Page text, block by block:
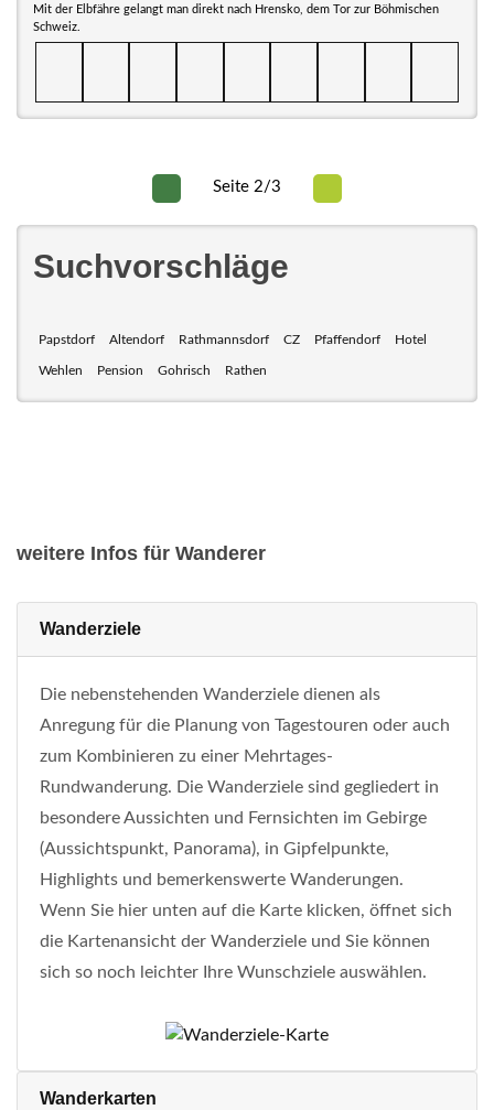
Mit der Elbfähre gelangt man direkt nach Hrensko, dem Tor zur Böhmischen
Schweiz.
Seite 2/3
Suchvorschläge
Papstdorf Altendorf Rathmannsdorf CZ Pfaffendorf Hotel
Wehlen Pension Gohrisch Rathen
weitere Infos für Wanderer
Wanderziele
Die nebenstehenden Wanderziele dienen als
Anregung für die Planung von Tagestouren oder auch
zum Kombinieren zu einer Mehrtages-
Rundwanderung. Die Wanderziele sind gegliedert in
besondere Aussichten und Fernsichten im Gebirge
(Aussichtspunkt, Panorama), in Gipfelpunkte,
Highlights und bemerkenswerte Wanderungen.
Wenn Sie hier unten auf die Karte klicken, öffnet sich
die Kartenansicht der Wanderziele und Sie können
sich so noch leichter Ihre Wunschziele auswählen.
Wanderkarten